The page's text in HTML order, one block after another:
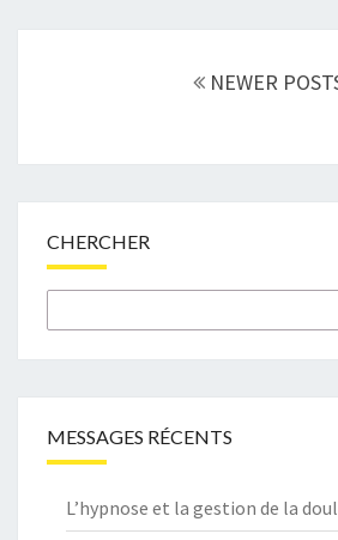
NEWER
CHERCHER
for:
MESSAGES RÉCENTS
L’hypnose et la gestion de la